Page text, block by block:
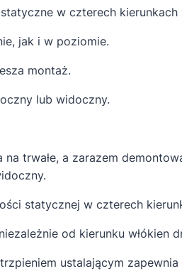
w czterech
jak i w poziomie.
montaż.
lub widoczny.
trwałe, a zarazem
statycznej w czterech
od kierunku włókien
ustalającym